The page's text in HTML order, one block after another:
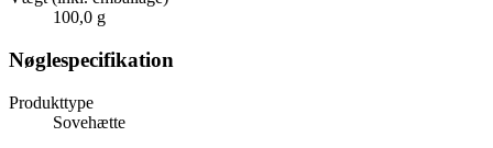
100,0 g
Nøglespecifikation
Produkttype
Sovehætte